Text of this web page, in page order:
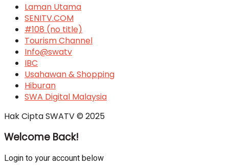
Laman Utama
SENITV.COM
#108 (no title)
Tourism Channel
Info@swatv
IBC
Usahawan & Shopping
Hiburan
SWA Digital Malaysia
Hak Cipta SWATV © 2025
Welcome Back!
Login to your account below